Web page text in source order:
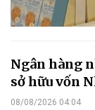
Ngân hàng
sở hữu vốn
08/08/2026 04:04